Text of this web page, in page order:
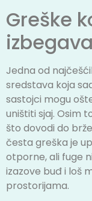
Greške
Jedna od
sredstava koja
sastojci mogu
uništiti sjaj. Osim
što dovodi do
česta greška je
otporne, ali fuge
izazove buđ i loš
prostorijama.